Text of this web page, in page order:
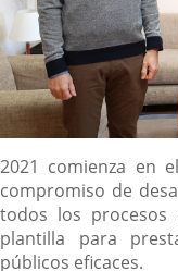
Descripción
2021 comienza en
compromiso de
todos los procesos
plantilla para
públicos eficaces.